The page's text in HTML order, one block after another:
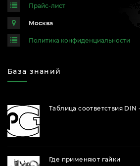
Прайс-лист
Москва
Политика конфиденциальности
База знаний
Таблица соответствия DIN
Где применяют гайки